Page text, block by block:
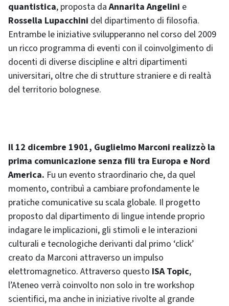
quantistica, proposta daAnnarita Angelini e
Rossella Lupacchini del dipartimento di filosofia.
Entrambe le iniziative svilupperanno nel corso del 2009
un ricco programma di eventi con il coinvolgimento di
docenti di diverse discipline e altri dipartimenti
universitari, oltre che di strutture straniere e di realtà
del territorio bolognese.
Il 12 dicembre 1901, Guglielmo Marconi realizzò la
prima comunicazione senza fili tra Europa e Nord
America. Fu un evento straordinario che, da quel
momento, contribuì a cambiare profondamente le
pratiche comunicative su scala globale. Il progetto
proposto dal dipartimento di lingue intende proprio
indagare le implicazioni, gli stimoli e le interazioni
culturali e tecnologiche derivanti dal primo ‘click’
creato da Marconi attraverso un impulso
elettromagnetico. Attraverso questo ISA Topic,
l’Ateneo verrà coinvolto non solo in tre workshop
scientifici, ma anche in iniziative rivolte al grande